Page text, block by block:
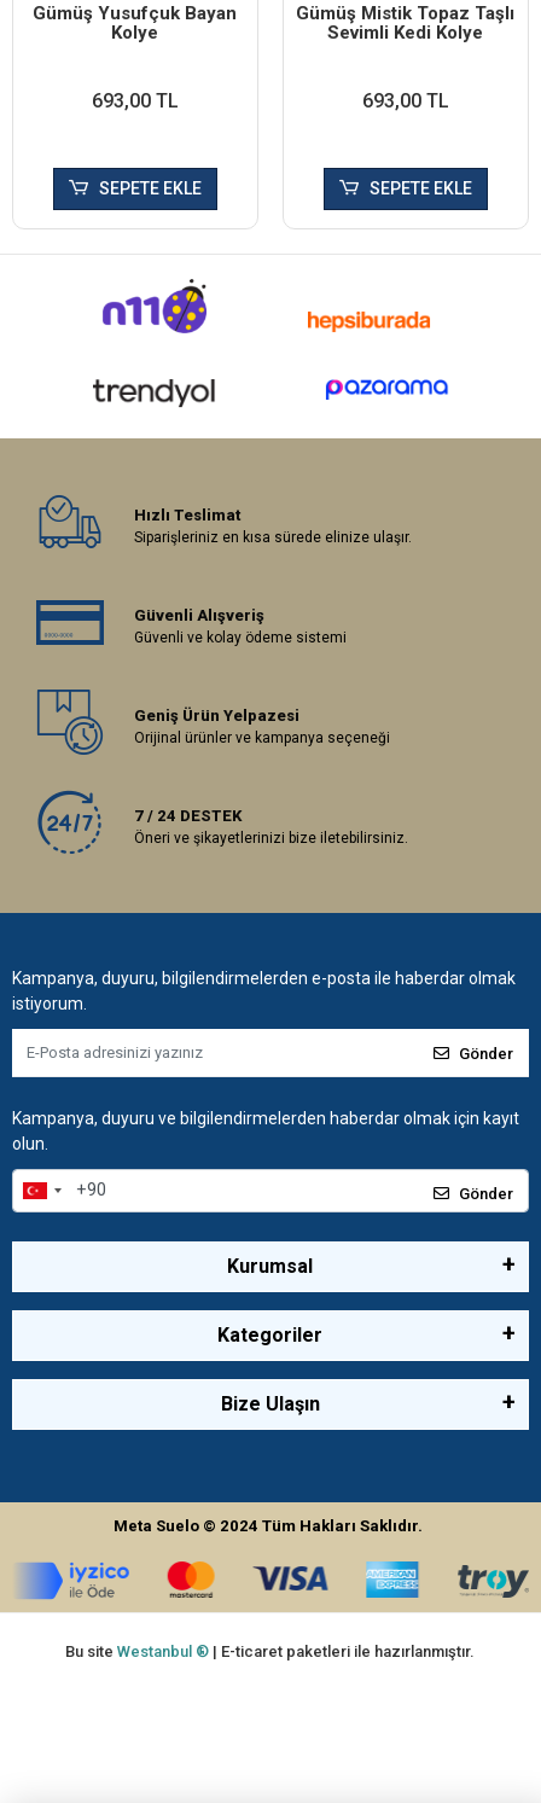
Gümüş Yusufçuk Bayan
Kolye
693,00 TL
SEPETE EKLE
Gümüş Mistik Topaz Taşlı
Sevimli Kedi Kolye
693,00 TL
SEPETE EKLE
Hızlı Teslimat
Siparişleriniz en kısa sürede elinize ulaşır.
Güvenli Alışveriş
Güvenli ve kolay ödeme sistemi
Geniş Ürün Yelpazesi
Orijinal ürünler ve kampanya seçeneği
7 / 24 DESTEK
Öneri ve şikayetlerinizi bize iletebilirsiniz.
Kampanya, duyuru, bilgilendirmelerden e-posta ile haberdar olmak
istiyorum.
Gönder
Kampanya, duyuru ve bilgilendirmelerden haberdar olmak için kayıt
olun.
Gönder
Kurumsal
Kategoriler
Bize Ulaşın
Meta Suelo © 2024Tüm Hakları Saklıdır.
Bu siteWestanbul ® | E-ticaret paketleri ile hazırlanmıştır.